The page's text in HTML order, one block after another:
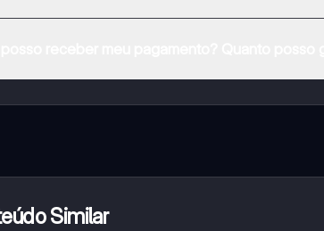
da aplicação, pode adquirir o Knowunity Pro.
Similar